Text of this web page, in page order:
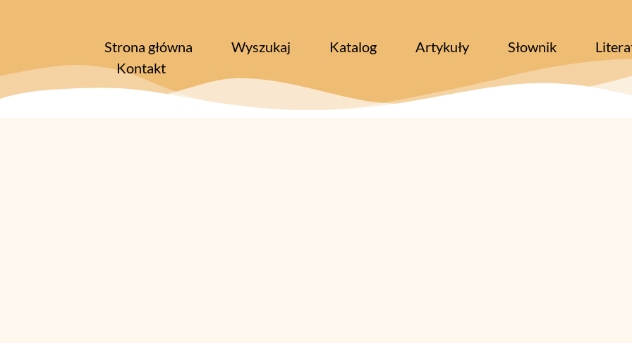
Strona główna Wyszukaj Katalog Artykuły Słownik
Kontakt